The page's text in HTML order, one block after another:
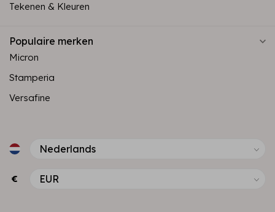
Tekenen & Kleuren
Populaire merken
Micron
Stamperia
Versafine
€